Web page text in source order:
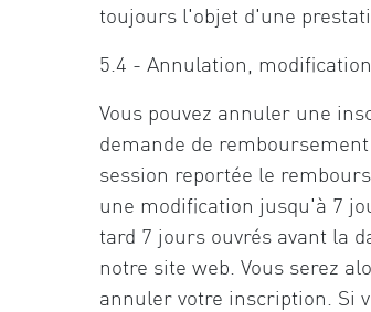
toujours l'objet d'une
5.4 - Annulation,
Vous pouvez annuler une
demande de
session reportée le
une modification jusqu'à 7
tard 7 jours ouvrés avant la
notre site web. Vous serez
annuler votre inscription. Si